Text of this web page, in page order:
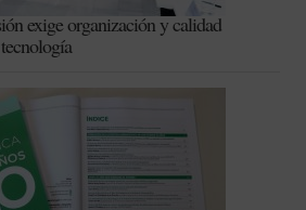
exige organización y calidad